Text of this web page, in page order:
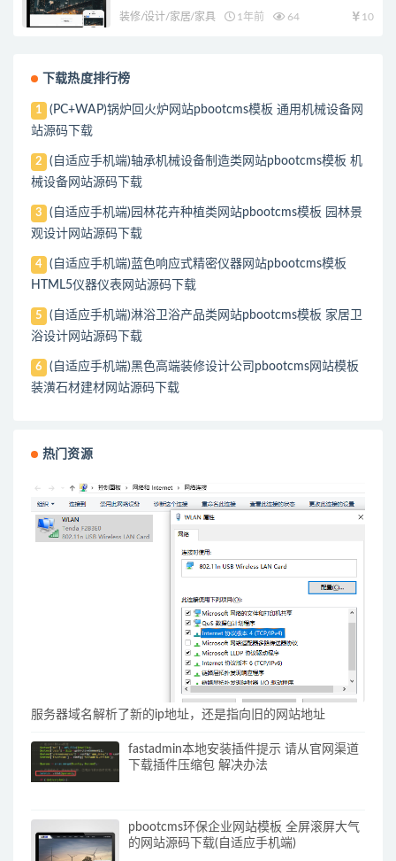
装修/设计/家居/家具 1年前 64 10
下载热度排行榜
1
(PC+WAP)锅炉回火炉网站pbootcms模板 通用机械设备网
站源码下载
2
(自适应手机端)轴承机械设备制造类网站pbootcms模板 机
械设备网站源码下载
3
(自适应手机端)园林花卉种植类网站pbootcms模板 园林景
观设计网站源码下载
4
(自适应手机端)蓝色响应式精密仪器网站pbootcms模板
HTML5仪器仪表网站源码下载
5
(自适应手机端)淋浴卫浴产品类网站pbootcms模板 家居卫
浴设计网站源码下载
6
(自适应手机端)黑色高端装修设计公司pbootcms网站模板
装潢石材建材网站源码下载
热门资源
服务器域名解析了新的ip地址，还是指向旧的网站地址
fastadmin本地安装插件提示 请从官网渠道
下载插件压缩包 解决办法
pbootcms环保企业网站模板 全屏滚屏大气
的网站源码下载(自适应手机端)